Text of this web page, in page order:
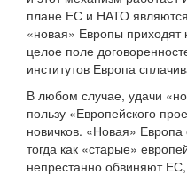
плане ЕС и НАТО
«новая» Европы приходят
целое поле
институтов Европа
В любом случае, удачи
пользу «Европейского
новичков. «Новая»
тогда как «старые»
непрестанно обвиняют